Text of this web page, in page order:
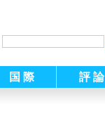
国 際 評 論